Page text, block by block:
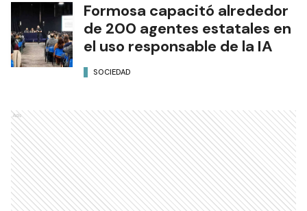
Formosa capacitó alrededor
de 200 agentes estatales en
el uso responsable de la IA
SOCIEDAD
Ads